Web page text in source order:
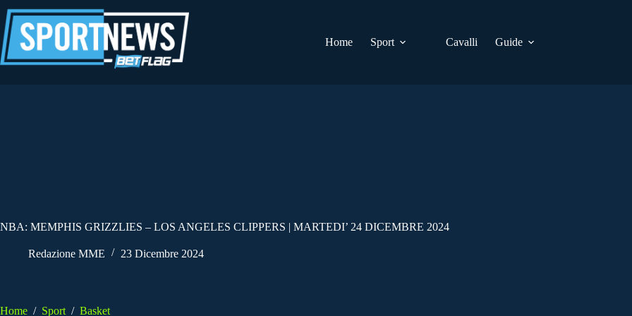
al
contenuto
Home
Sport Cavalli Guide
NBA: MEMPHIS GRIZZLIES – LOS ANGELES CLIPPERS | MARTEDI’ 24 DICEMBRE 2024
Redazione MME 23 Dicembre 2024
Home / Sport / Basket